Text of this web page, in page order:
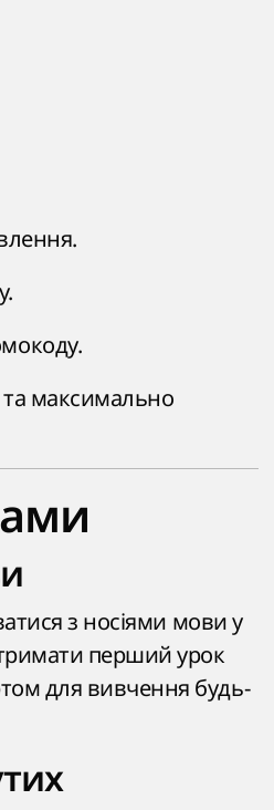
максимально
з носіями мови у
перший урок
для вивчення будь-